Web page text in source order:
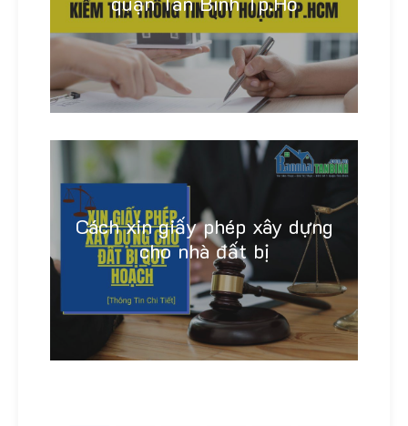
Linh Khánh
Cách xin giấy phép xây dựng
cho nhà đất bị
Linh Khánh